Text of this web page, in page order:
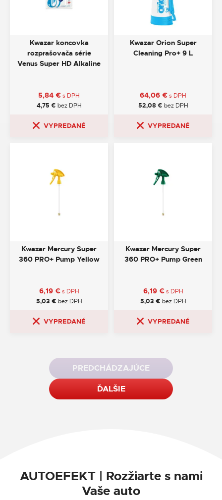
Kwazar koncovka
rozprašovača série
Venus Super HD Alkaline
5,84 €s DPH
4,75 € bez DPH
VYPREDANÉ
Kwazar Orion Super
Cleaning Pro+ 9 L
64,06 €s DPH
52,08€ bez DPH
VYPREDANÉ
Kwazar Mercury Super
360 PRO+ Pump Yellow
6,19 € s DPH
5,03 € bez DPH
VYPREDANÉ
Kwazar Mercury Super
360 PRO+ Pump Green
6,19 € s DPH
5,03 € bez DPH
VYPREDANÉ
PREDCHÁDZAJÚCE
ĎALŠIE
AUTOEFEKT | Rozžiarte s nami
Vaše auto